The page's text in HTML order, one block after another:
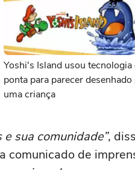
Yoshi's Island usou tecnologia
ponta para parecer
uma criança
sua comunidade”,
comunicado de